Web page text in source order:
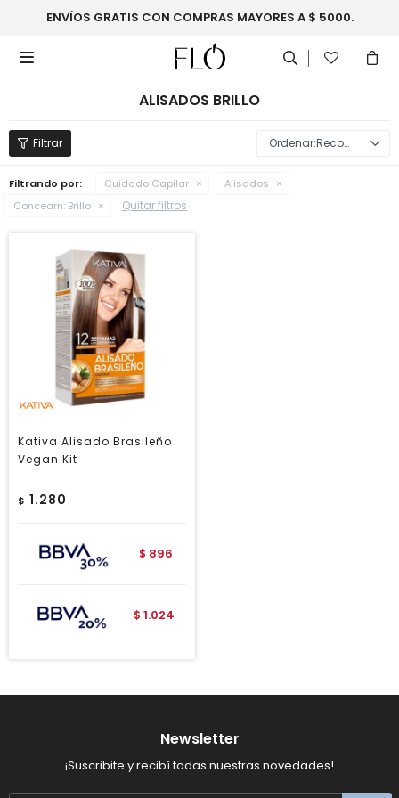
ENVÍOS GRATIS CON COMPRAS MAYORES A $ 5000.

ALISADOS BRILLO
Recomendados
Filtrando por: Cuidado Capilar
Alisados
Concearn: Brillo Quitar filtros
Kativa Alisado Brasileño
Vegan Kit
$ 1.280
$ 896
$ 1.024
Newsletter
¡Suscribite y recibí todas nuestras novedades!